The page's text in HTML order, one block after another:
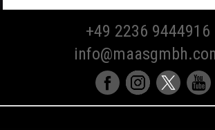
+49 2236 9444916